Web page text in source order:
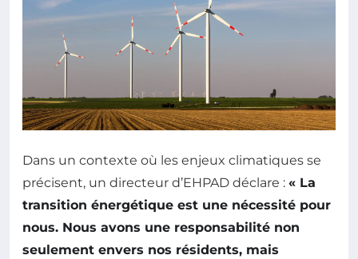
Dans un contexte où les enjeux climatiques se
précisent, un directeur d’EHPAD déclare : « La
transition énergétique est une nécessité pour
nous. Nous avons une responsabilité non
seulement envers nos résidents, mais